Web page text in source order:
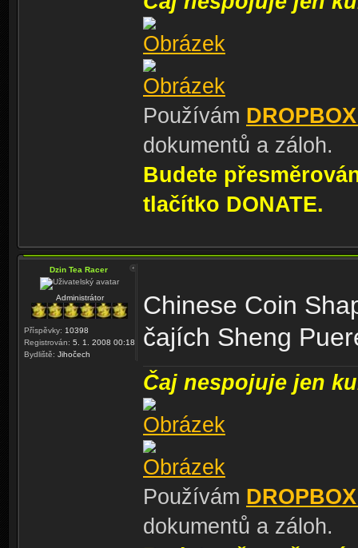
Používám
dokumentů a záloh.
Budete
tlačítko DONATE.
Dzin Tea Racer
Administrátor
Příspěvky: 10398
Registrován: 5. 1. 2008 00:18
Bydliště: Jihočech
Chinese Coin
čajích Sheng
Čaj nespojuje jen
Používám
dokumentů a záloh.